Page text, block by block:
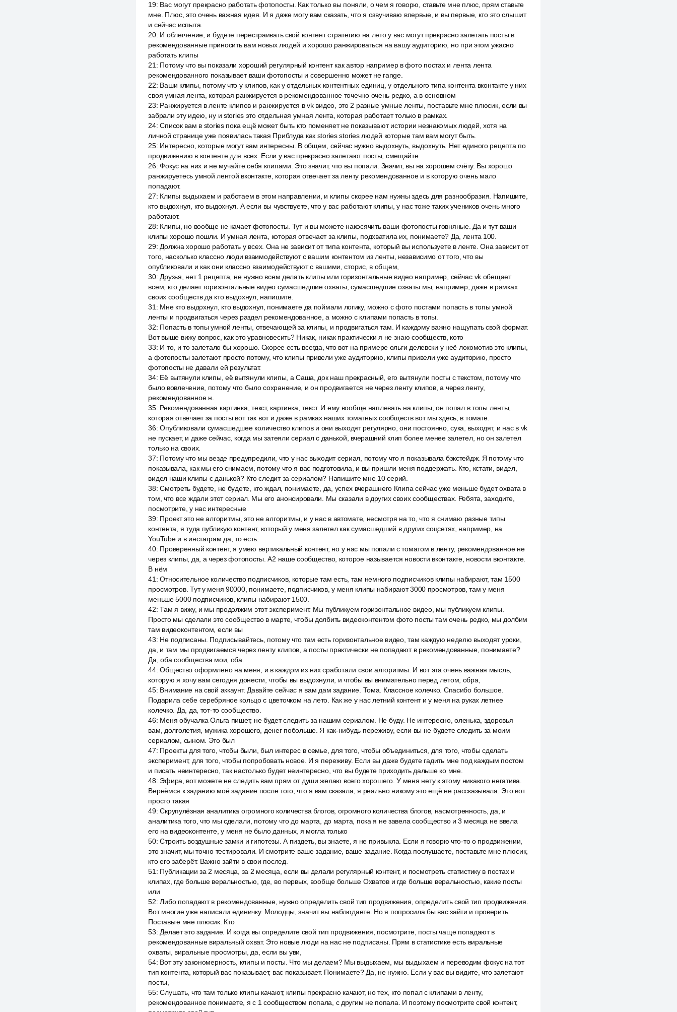
19: Вас могут прекрасно работать фотопосты. Как только вы поняли, о чем я говорю, ставьте мне плюс, прям ставьте
мне. Плюс, это очень важная идея. И я даже могу вам сказать, что я озвучиваю впервые, и вы первые, кто это слышит
и сейчас испыта.
20: И облегчение, и будете перестраивать свой контент стратегию на лето у вас могут прекрасно залетать посты в
рекомендованные приносить вам новых людей и хорошо ранжироваться на вашу аудиторию, но при этом ужасно
работать клипы
21 : Потому что вы показали хороший регулярный контент как автор например в фото постах и лента лента
рекомендованного показывает ваши фотопосты и совершенно может не range.
22: Ваши клипы, потому что у клипов, как у отдельных контентных единиц, у отдельного типа контента вконтакте у них
своя умная лента, которая ранжируется в рекомендованное точечно очень редко, а в основном
23: Ранжируется в ленте клипов и ранжируется в vk видео, это 2 разные умные ленты, поставьте мне плюсик, если вы
забрали эту идею, ну и stories это отдельная умная лента, которая работает только в рамках.
24:Список вам в stories пока ещё может быть кто поменяет не показывают истории незнакомых людей, хотя на
личной странице уже появилась такая Приблуда как stories stories людей которые там вам могут быть.
25: Интересно, которые могут вам интересны. В общем, сейчас нужно выдохнуть, выдохнуть. Нет единого рецепта по
продвижению в контенте для всех. Если у вас прекрасно залетают посты, смещайте.
26:Фокус на них и не мучайте себя клипами. Это значит, что вы попали. Значит, вы на хорошем счёту. Вы хорошо
ранжируетесь умной лентой вконтакте, которая отвечает за ленту рекомендованное и в которую очень мало
попадают.
27: Клипы выдыхаем и работаем в этом направлении, и клипы скорее нам нужны здесь для разнообразия. Напишите,
кто выдохнул, кто выдохнул. А если вы чувствуете, что у вас работают клипы, у нас тоже таких учеников очень много
работают.
28: Клипы, но вообще не качает фотопосты. Тут и вы можете накосячить ваши фотопосты говняные. Да и тут ваши
клипы хорошо пошли. И умная лента, которая отвечает за клипы, подхватила их, понимаете? Да, лента 100.
29: Должна хорошо работать у всех. Она не зависит от типа контента, который вы используете в ленте. Она зависит от
того, насколько классно люди взаимодействуют с вашим контентом из ленты, независимо от того, что вы
опубликовали и как они классно взаимодействуют с вашими, сторис, в общем,
30: Друзья, нет 1 рецепта, не нужно всем делать клипы или горизонтальные видео например, сейчас vk обещает
всем, кто делает горизонтальные видео сумасшедшие охваты, сумасшедшие охваты мы, например, даже в рамках
своих сообществ да кто выдохнул, напишите.
31 : Мне кто выдохнул, кто выдохнул, понимаете да поймали логику, можно с фото постами попасть в топы умной
ленты и продвигаться через раздел рекомендованное, а можно с клипами попасть в топы.
32: Попасть в топы умной ленты, отвечающей за клипы, и продвигаться там. И каждому важно нащупать свой формат.
Вот выше вижу вопрос, как это уравновесить? Никак, никак практически я не знаю сообществ, кото
33: И то, и то залетало бы хорошо. Скорее есть всегда, что вот на примере ольги делевски у неё локомотив это клипы,
а фотопосты залетают просто потому, что клипы привели уже аудиторию, клипы привели уже аудиторию, просто
фотопосты не давали ей результат.
34: Её вытянули клипы, её вытянули клипы, а Саша, док наш прекрасный, его вытянули посты с текстом, потому что
было вовлечение, потому что было сохранение, и он продвигается не через ленту клипов, а через ленту,
рекомендованное н.
35: Рекомендованная картинка, текст, картинка, текст. И ему вообще наплевать на клипы, он попал в топы ленты,
которая отвечает за посты вот так вот и даже в рамках наших томатных сообществ вот мы здесь, в томате.
36:Опубликовали сумасшедшее количество клипов и они выходят регулярно, они постоянно, сука, выходят, и нас в vk
не пускает, и даже сейчас, когда мы затеяли сериал с данькой, вчерашний клип более менее залетел, но он залетел
только на своих.
37: Потому что мы везде предупредили, что у нас выходит сериал, потому что я показывала бэкстейдж. Я потому что
показывала, как мы его снимаем, потому что я вас подготовила, и вы пришли меня поддержать. Кто, кстати, видел,
видел наши клипы с данькой? Кто следит за сериалом? Напишите мне 10 серий.
38:Смотреть будете, не будете, кто ждал, понимаете, да, успех вчерашнего Клипа сейчас уже меньше будет охвата в
том, что все ждали этот сериал. Мы его анонсировали. Мы сказали в других своих сообществах. Ребята, заходите,
посмотрите, у нас интересные
39: Проект это не алгоритмы, это не алгоритмы, и у нас в автомате, несмотря на то, что я снимаю разные типы
контента, я туда публикую контент, который у меня залетел как сумасшедший в других соцсетях, например, на
YouTube и в инстаграм да, то есть.
40: Проверенный контент, я умею вертикальный контент, но у нас мы попали с томатом в ленту, рекомендованное не
через клипы, да, а через фотопосты. A2 наше сообщество, которое называется новости вконтакте, новости вконтакте.
В нём
41 :Относительное количество подписчиков, которые там есть, там немного подписчиков клипы набирают, там 1500
просмотров. Тут у меня 90000, понимаете, подписчиков, у меня клипы набирают 3000 просмотров, там у меня
меньше 5000 подписчиков, клипы набирают 1500.
42:Там я вижу, и мы продолжим этот эксперимент. Мы публикуем горизонтальное видео, мы публикуем клипы.
Просто мы сделали это сообщество в марте, чтобы долбить видеоконтентом фото посты там очень редко, мы долбим
там видеоконтентом, если вы
43: Не подписаны. Подписывайтесь, потому что там есть горизонтальное видео, там каждую неделю выходят уроки,
да, и там мы продвигаемся через ленту клипов, а посты практически не попадают в рекомендованные, понимаете?
Да, оба сообщества мои, оба.
44:Общество оформлено на меня, и в каждом из них сработали свои алгоритмы. И вот эта очень важная мысль,
которую я хочу вам сегодня донести, чтобы вы выдохнули, и чтобы вы внимательно перед летом, обра,
45: Внимание на свой аккаунт. Давайте сейчас я вам дам задание. Тома. Классное колечко. Спасибо большое.
Подарила себе серебряное кольцо с цветочком на лето. Как же у нас летний контент и у меня на руках летнее
колечко. Да, да, тот-то сообщество.
46: Меня обучалка Ольга пишет, не будет следить за нашим сериалом. Не буду. Не интересно, оленька, здоровья
вам, долголетия, мужика хорошего, денег побольше. Я как-нибудь переживу, если вы не будете следить за моим
сериалом, сыном. Это был
47: Проекты для того, чтобы были, был интерес в семье, для того, чтобы объединиться, для того, чтобы сделать
эксперимент, для того, чтобы попробовать новое. И я переживу. Если вы даже будете гадить мне под каждым постом
и писать неинтересно, так настолько будет неинтересно, что вы будете приходить дальше ко мне.
48: Эфира, вот можете не следить вам прям от души желаю всего хорошего. У меня нету к этому никакого негатива.
Вернёмся к заданию моё задание после того, что я вам сказала, я реально никому это ещё не рассказывала. Это вот
просто такая
49:Скрупулёзная аналитика огромного количества блогов, огромного количества блогов, насмотренность, да, и
аналитика того, что мы сделали, потому что до марта, до марта, пока я не завела сообщество и 3 месяца не ввела
его на видеоконтенте, у меня не было данных, я могла только
50:Строить воздушные замки и гипотезы. А пиздеть, вы знаете, я не привыкла. Если я говорю что-то о продвижении,
это значит, мы точно тестировали. И смотрите ваше задание, ваше задание. Когда послушаете, поставьте мне плюсик,
кто его заберёт. Важно зайти в свои послед.
51 : Публикации за 2 месяца, за 2 месяца, если вы делали регулярный контент, и посмотреть статистику в постах и
клипах, где больше веральностью, где, во первых, вообще больше Охватов и где больше веральностью, какие посты
или
52:Либо попадают в рекомендованные, нужно определить свой тип продвижения, определить свой тип продвижения.
Вот многие уже написали единичку. Молодцы, значит вы наблюдаете. Но я попросила бы вас зайти и проверить.
Поставьте мне плюсик. Кто
53: Делает это задание. И когда вы определите свой тип продвижения, посмотрите, посты чаще попадают в
рекомендованные виральный охват. Это новые люди на нас не подписаны. Прям в статистике есть виральные
охваты, виральные просмотры, да, если вы уви,
54: Вот эту закономерность, клипы и посты. Что мы делаем? Мы выдыхаем, мы выдыхаем и переводим фокус на тот
тип контента, который вас показывает, вас показывает. Понимаете? Да, не нужно. Если у вас вы видите, что залетают
посты,
55:Слушать, что там только клипы качают, клипы прекрасно качают, но тех, кто попал с клипами в ленту,
рекомендованное понимаете, я с 1 сообществом попала, с другим не попала. И поэтому посмотрите свой контент,